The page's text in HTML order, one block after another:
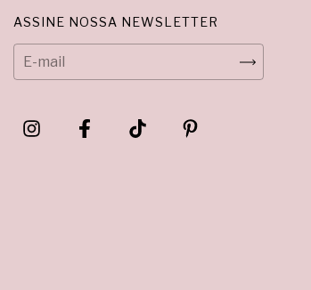
ASSINE NOSSA NEWSLETTER